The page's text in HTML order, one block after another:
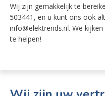
Wij zijn gemakkelijk te
503441, en u kunt ons ook
info@elektrends.nl. We
te helpen!